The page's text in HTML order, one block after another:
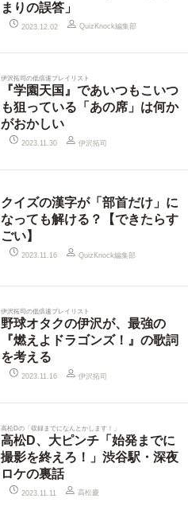
まりの誤答」
2023.12.02 QuizKnock編集部
伊沢拓司の低倍速プレイリスト
『学園天国』であいつもこいつ
も狙っている「あの席」は何か
がおかしい
2023.11.30 伊沢拓司
クイズの漢字が「部首だけ」に
なっても解ける？【できたらす
ごい】
2023.11.16 QuizKnock編集部
伊沢拓司の低倍速プレイリスト
野球オタクの伊沢が、最強の
『燃えよドラゴンズ！』の歌詞
を考える
2023.11.16 伊沢拓司
高松Dの「収録までになんとかします！」
高松D、大ピンチ「始発までに
撮影を終えろ！」渋谷駅・深夜
ロケの裏話
2023.11.11 高松慶